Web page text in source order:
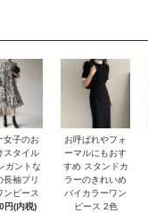
女子のお
スタイル
ガントな
長袖プリ
ンピース
円(内税)
お呼ばれやフォ
ーマルにもおす
すめ スタンドカ
ラーのきれいめ
バイカラーワン
ピース 2色